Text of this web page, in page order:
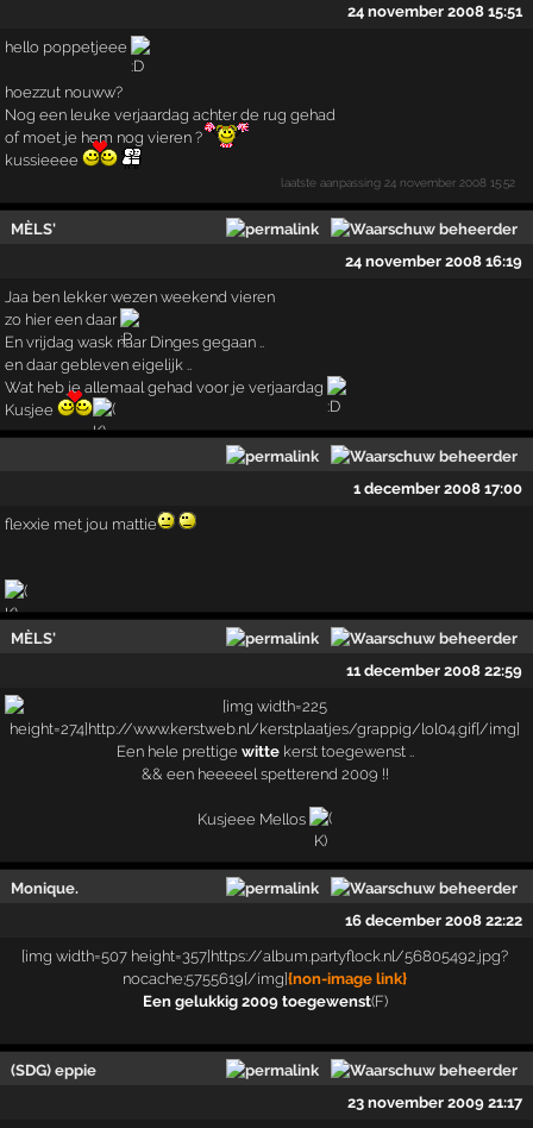
24 november 2008 15:51
hello poppetjeee
hoezzut nouww?
Nog een leuke verjaardag achter de rug gehad
of moet je hem nog vieren ?
kussieeee
laatste aanpassing 24 november 2008 15:52
MÈLS'
24 november 2008 16:19
Jaa ben lekker wezen weekend vieren
zo hier een daar
En vrijdag wask naar Dinges gegaan ..
en daar gebleven eigelijk ..
Wat heb je allemaal gehad voor je verjaardag
Kusjee
1 december 2008 17:00
flexxie met jou mattie
MÈLS'
11 december 2008 22:59
Een hele prettige wittekerst toegewenst ..
&& een heeeeel spetterend 2009 !!
Kusjeee Mellos
Monique.
16 december 2008 22:22
[img width=507 height=357]https://album.partyflock.nl/56805492.jpg?
nocache;5755619[/img]{non-image link}
Een gelukkig 2009 toegewenst(F)
(SDG) eppie
23 november 2009 21:17